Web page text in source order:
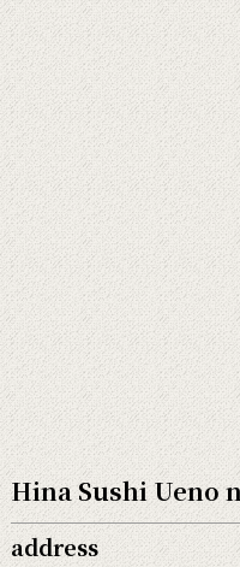
Hina Sushi Ueno
address